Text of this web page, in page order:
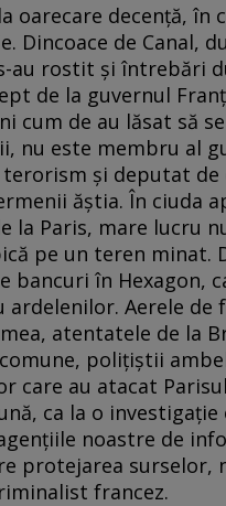
oarecare decență, în
Dincoace de Canal,
au rostit și întrebări
de la guvernul
de au lăsat să
nu este membru al
și deputat
ăștia. În ciuda
la Paris, mare lucru
pe un teren minat.
bancuri în Hexagon,
Aerele de
atentatele de la
polițiștii
au atacat
ca la o
noastre de
protejarea surselor,
francez.